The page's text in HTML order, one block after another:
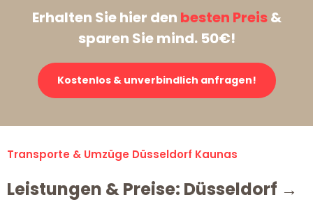
Erhalten Sie hier den besten Preis&
sparen Sie mind. 50€!
Kostenlos & unverbindlich anfragen!
Transporte & Umzüge Düsseldorf Kaunas
Leistungen & Preise: Düsseldorf →